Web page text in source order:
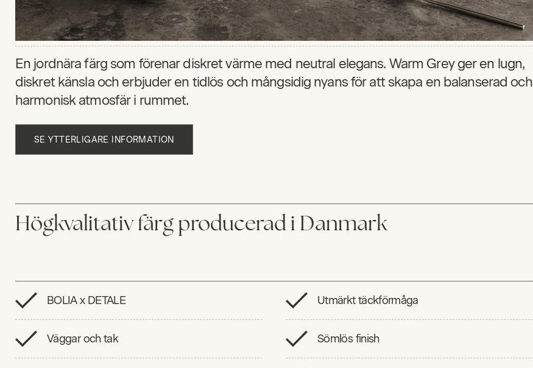
En jordnära färg som förenar diskret värme med neutral elegans. Warm Grey ger en lugn,
diskret känsla och erbjuder en tidlös och mångsidig nyans för att skapa en balanserad och
harmonisk atmosfär i rummet.
SE YTTERLIGARE INFORMATION
Högkvalitativ färg producerad i Danmark
BOLIA x DETALE Utmärkt täckförmåga
Väggar och tak Sömlös finish